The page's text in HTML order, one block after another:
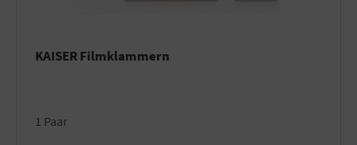
KAISER Filmklammern
1 Paar